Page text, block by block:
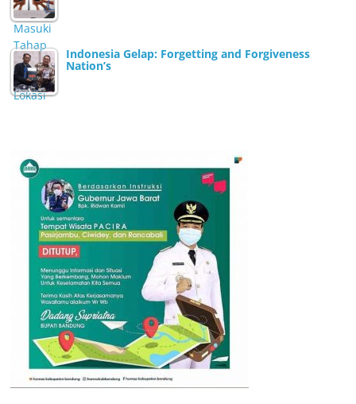
Indonesia Gelap: Forgetting and Forgiveness
Nation’s